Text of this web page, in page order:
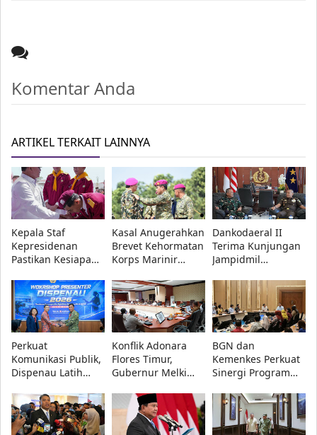
Komentar Anda
ARTIKEL TERKAIT LAINNYA
Kepala Staf
Kepresidenan
Pastikan Kesiapan
Bandung, 560
Siswa Ikuti MPLS
2026
Kasal Anugerahkan
Brevet Kehormatan
Korps Marinir
Sjafrie, Kasad,
Kasau, dan
Wapang TNI
Dankodaeral II
Terima Kunjungan
Jampidmil
RI, Perkuat Sinergi
Penegakan Hukum
Militer
Perkuat
Komunikasi Publik,
Dispenau Latih
Lewat Workshop TA
2026
Konflik Adonara
Flores Timur,
Gubernur Melki
Persoalan Segera
Diselesaikan
BGN dan
Kemenkes Perkuat
Sinergi Program
Gratis, Fokus
Daerah dengan
Stunting Tinggi